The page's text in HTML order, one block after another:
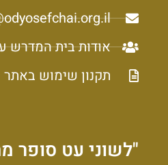
אודות בית המדרש
תקנון שימוש באתר
"לשוני עט סופר